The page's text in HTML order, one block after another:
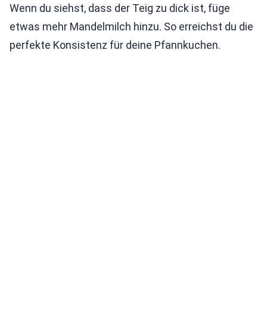
Wenn du siehst, dass der Teig zu dick ist, füge
etwas mehr Mandelmilch hinzu. So erreichst du die
perfekte Konsistenz für deine Pfannkuchen.